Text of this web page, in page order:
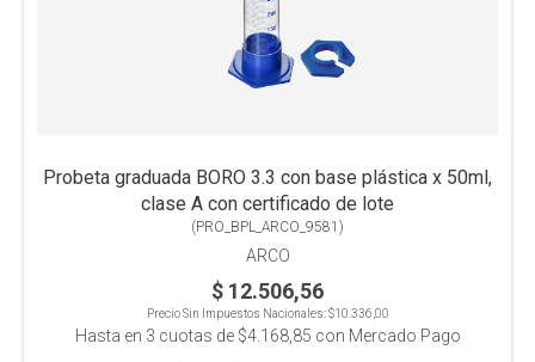
Probeta graduada BORO 3.3 con base plástica x 50ml,
clase A con certificado de lote
(PRO_BPL_ARCO_9581 )
ARCO
$ 12.506,56
Precio Sin Impuestos Nacionales:$10.336,00
Hasta en 3 cuotas de $4.168,85 con Mercado Pago